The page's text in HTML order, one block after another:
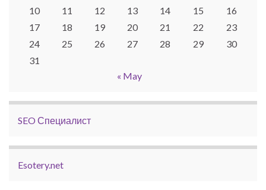
10
11 12 13 14 15
16
17
18 19 20 21 22
23
24
25 26 27 28 29
30
31
« May
SEO Специалист
Esotery.net